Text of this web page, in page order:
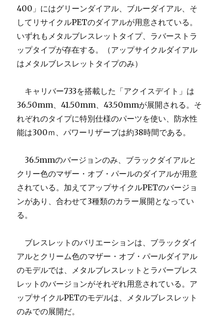
400」にはグリーンダイアル、ブルーダイアル、そ
してリサイクルPETのダイアルが用意されている。
いずれもメタルブレスレットタイプ、ラバーストラ
ップタイプが存在する。（アップサイクルダイアル
はメタルブレスレットタイプのみ）
キャリバー733を搭載した「アクイスデイト」は
36.50mm、41.50mm、43.50mmが展開される。そ
れぞれのタイプに特別仕様のパーツを使い、防水性
能は300ｍ、パワーリザーブは約38時間である。
36.5mmのバージョンのみ、ブラックダイアルと
クリー色のマザー・オブ・パールのダイアルが用意
されている。加えてアップサイクルPETのバージョ
ンがあり、合わせて3種類のカラー展開となってい
る。
ブレスレットのバリエーションは、ブラックダイ
アルとクリーム色のマザー・オブ・パールダイアル
のモデルでは、メタルブレスレットとラバーブレス
レットのバージョンがそれぞれ用意されている。ア
ップサイクルPETのモデルは、メタルブレスレット
のみでの展開だ。